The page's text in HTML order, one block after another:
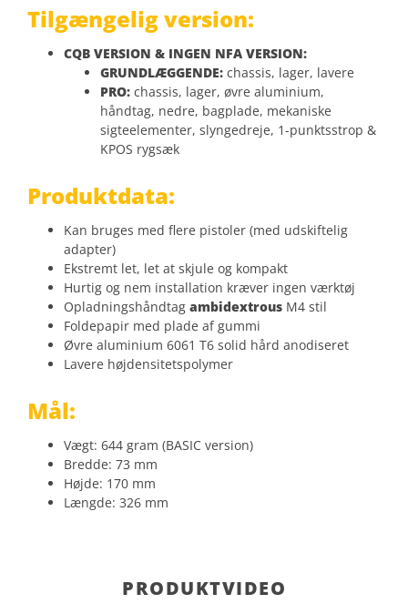
Tilgængelig version:
CQB VERSION & INGEN NFA VERSION:
GRUNDLÆGGENDE: chassis, lager, lavere
PRO: chassis, lager, øvre aluminium,
håndtag, nedre, bagplade, mekaniske
sigteelementer, slyngedreje, 1-punktsstrop &
KPOS rygsæk
Produktdata:
Kan bruges med flere pistoler (med udskiftelig
adapter)
Ekstremt let, let at skjule og kompakt
Hurtig og nem installation kræver ingen værktøj
Opladningshåndtag ambidextrous M4 stil
Foldepapir med plade af gummi
Øvre aluminium 6061 T6 solid hård anodiseret
Lavere højdensitetspolymer
Mål:
Vægt: 644 gram (BASIC version)
Bredde: 73 mm
Højde: 170 mm
Længde: 326 mm
PRODUKTVIDEO